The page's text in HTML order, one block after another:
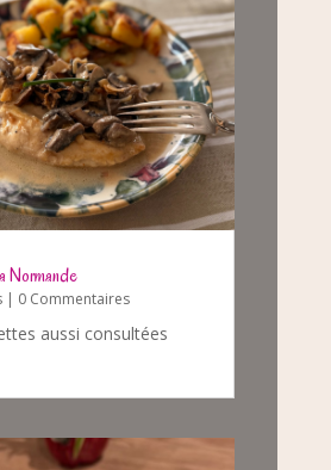
Normande
| 0 Commentaires
aussi consultées